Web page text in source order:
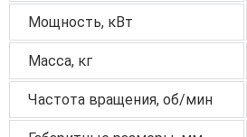
Мощность, кВт
Масса, кг
Частота вращения, об/мин